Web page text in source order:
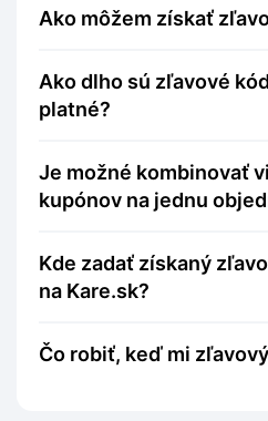
Ako môžem získať
Ako dlho sú zľavové kódy a kupóny
platné?
Je možné kombinovať viac zľavových
kupónov na jednu
Kde zadať získaný zľavový kód pri nákupe
na Kare.sk?
Čo robiť, keď mi